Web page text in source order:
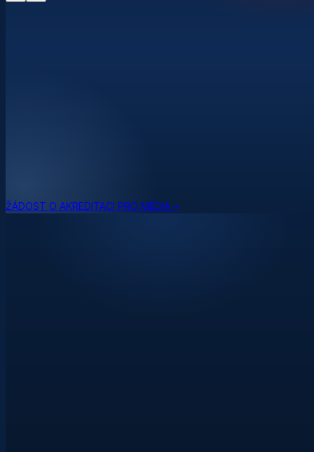
ŽÁDOST O AKREDITACI PRO MÉDIA →